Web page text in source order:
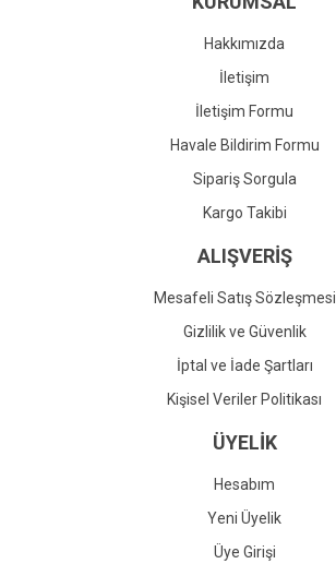
Gönder
Hakkımızda
İletişim
İletişim Formu
Havale Bildirim Formu
Sipariş Sorgula
Kargo Takibi
ALIŞVERİŞ
Mesafeli Satış Sözleşmesi
Gizlilik ve Güvenlik
İptal ve İade Şartları
Kişisel Veriler Politikası
ÜYELİK
Hesabım
Yeni Üyelik
Üye Girişi